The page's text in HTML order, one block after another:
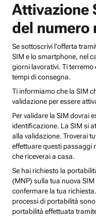
Attivazione
del numero
Se sottoscrivi l'offerta
SIM e lo smartphone, nel
giorni lavorativi. Ti
tempi di consegna.
Ti informiamo che la SIM
validazione per essere
Per validare la SIM dovrai
identificazione. La SIM si
alla validazione. Troverai
effettuare questi passaggi
che riceverai a casa.
Se hai richiesto la
(MNP) sulla tua nuova
confermare la tua
processi di portabilità
portabilità effettuata